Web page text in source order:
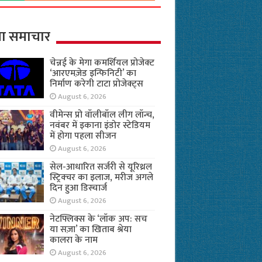
समाचार
चेन्नई के मेगा कमर्शियल प्रोजेक्ट
‘आरएमज़ेड इन्फिनिटी’ का
निर्माण करेगी टाटा प्रोजेक्ट्स
August 6, 2026
वीमेन्स प्रो वॉलीबॉल लीग लॉन्च,
नवंबर में इकाना इंडोर स्टेडियम
में होगा पहला सीजन
August 6, 2026
सेल-आधारित सर्जरी से यूरिथ्रल
स्ट्रिक्चर का इलाज, मरीज अगले
दिन हुआ डिस्चार्ज
August 6, 2026
नेटफ्लिक्स के ‘लॉक अप: सच
या सज़ा’ का खिताब श्रेया
कालरा के नाम
August 6, 2026